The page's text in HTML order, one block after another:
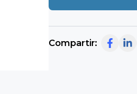
Compartir: